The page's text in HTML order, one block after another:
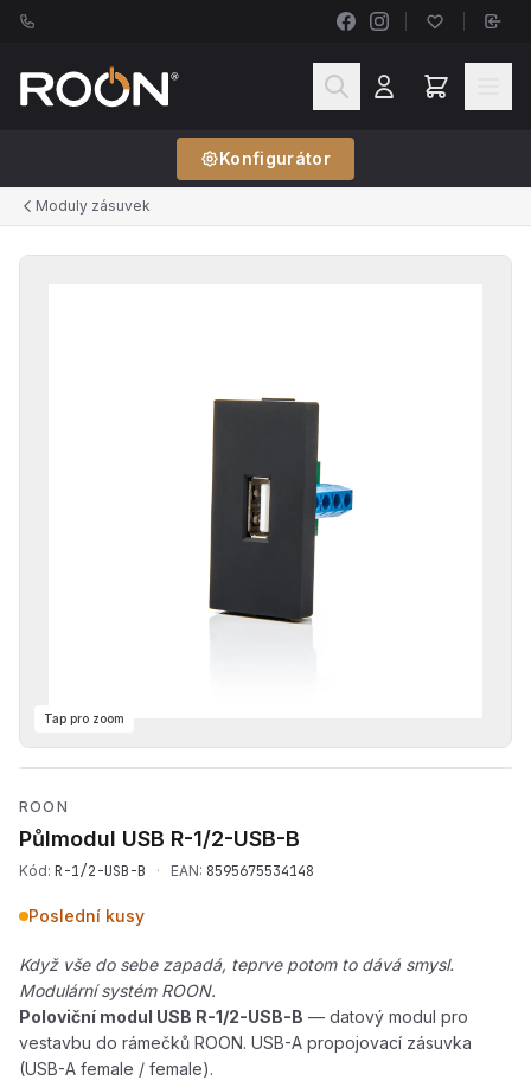
Konfigurátor
Moduly zásuvek
Tap pro zoom
ROON
Půlmodul USB R-1/2-USB-B
Kód: R-1/2-USB-B · EAN: 8595675534148
Poslední kusy
Když vše do sebe zapadá, teprve potom to dává smysl.
Modulární systém ROON.
Poloviční modul USB R-1/2-USB-B — datový modul pro
vestavbu do rámečků ROON. USB-A propojovací zásuvka
(USB-A female / female).